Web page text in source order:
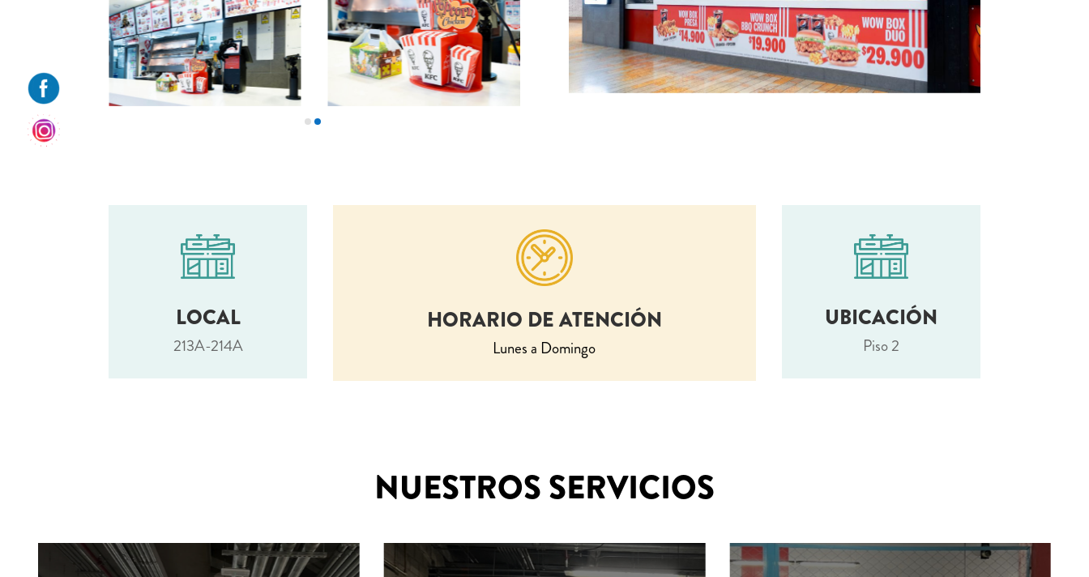
LOCAL
213A-214A
HORARIO DE ATENCIÓN
Lunes a Domingo
UBICACIÓN
Piso 2
NUESTROS SERVICIOS